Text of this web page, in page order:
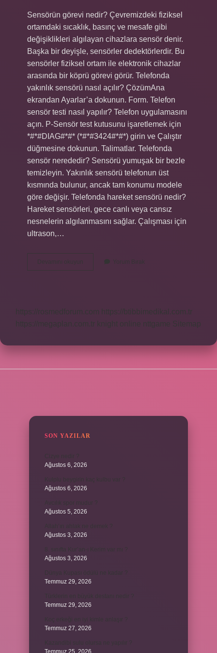
Sensörün görevi nedir? Çevremizdeki fiziksel
ortamdaki sıcaklık, basınç ve mesafe gibi
değişiklikleri algılayan cihazlara sensör denir.
Başka bir deyişle, sensörler dedektörlerdir. Bu
sensörler fiziksel ortam ile elektronik cihazlar
arasında bir köprü görevi görür. Telefonda
yakınlık sensörü nasıl açılır? ÇözümAna
ekrandan Ayarlar’a dokunun. Form. Telefon
sensör testi nasıl yapılır? Telefon uygulamasını
açın. P-Sensör test kutusunu işaretlemek için
*#*#DIAG#*#* (*#*#3424#*#*) girin ve Çalıştır
düğmesine dokunun. Talimatlar. Telefonda
sensör nerededir? Sensörü yumuşak bir bezle
temizleyin. Yakınlık sensörü telefonun üst
kısmında bulunur, ancak tam konumu modele
göre değişir. Telefonda hareket sensörü nedir?
Hareket sensörleri, gece canlı veya cansız
nesnelerin algılanmasını sağlar. Çalışması için
ultrason,…
Devamını okuyun
Sensörü
Yorum Bırak
https://rosmedforum.com
https://btibbimedikal.com.tr
https://megaplan.com.tr
knight online nttgame Sitemap
SON YAZILAR
Ağustos 6, 2026
Ağustos 6, 2026
Ağustos 5, 2026
Ağustos 3, 2026
Ağustos 3, 2026
Temmuz 29, 2026
Temmuz 29, 2026
Temmuz 27, 2026
Temmuz 25, 2026